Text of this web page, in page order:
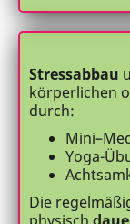
Stressabbau
körperlichen
durch:
Yoga-
Die